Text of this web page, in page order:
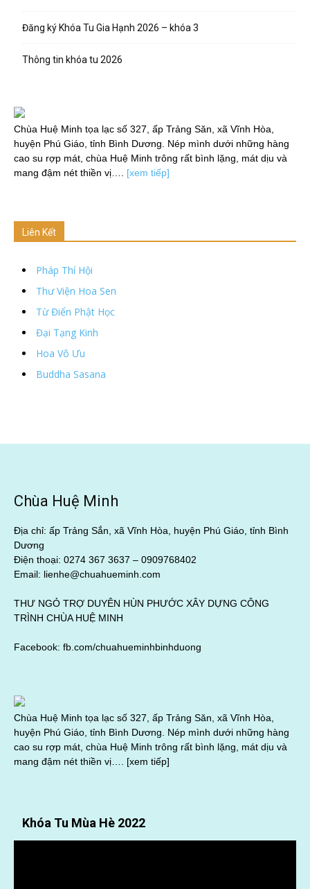
Đăng ký Khóa Tu Gia Hạnh 2026 – khóa 3
Thông tin khóa tu 2026
Chùa Huệ Minh tọa lạc số 327, ấp Trảng Săn, xã Vĩnh Hòa,
huyện Phú Giáo, tỉnh Bình Dương. Nép mình dưới những hàng
cao su rợp mát, chùa Huệ Minh trông rất bình lặng, mát dịu và
mang đậm nét thiền vị…. [xem tiếp]
Liên Kết
Pháp Thí Hội
Thư Viện Hoa Sen
Từ Điển Phật Học
Đại Tạng Kinh
Hoa Vô Ưu
Buddha Sasana
Chùa Huệ Minh
Địa chỉ: ấp Trảng Sắn, xã Vĩnh Hòa, huyện Phú Giáo, tỉnh Bình
Dương
Điện thoại: 0274 367 3637 – 0909768402
Email: lienhe@chuahueminh.com
THƯ NGỎ TRỢ DUYÊN HÙN PHƯỚC XÂY DỰNG CÔNG
TRÌNH CHÙA HUỆ MINH
Facebook: fb.com/chuahueminhbinhduong
Chùa Huệ Minh tọa lạc số 327, ấp Trảng Săn, xã Vĩnh Hòa,
huyện Phú Giáo, tỉnh Bình Dương. Nép mình dưới những hàng
cao su rợp mát, chùa Huệ Minh trông rất bình lặng, mát dịu và
mang đậm nét thiền vị…. [xem tiếp]
Khóa Tu Mùa Hè 2022